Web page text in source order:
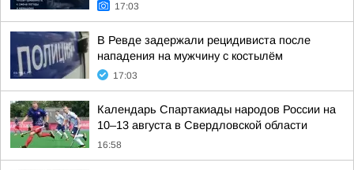
17:03
В Ревде задержали рецидивиста после
нападения на мужчину с костылём
17:03
Календарь Спартакиады народов России на
10–13 августа в Свердловской области
16:58